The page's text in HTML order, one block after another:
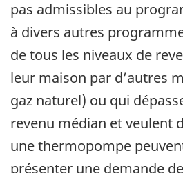
pas admissibles au
à divers autres
de tous les niveaux de
leur maison par d’autres
gaz naturel) ou qui
revenu médian et veulent
une thermopompe
présenter une demande